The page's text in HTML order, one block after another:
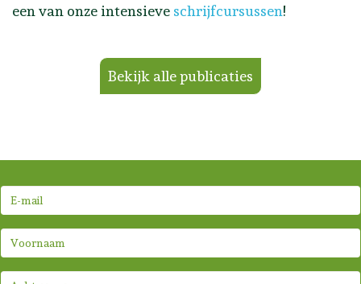
een van onze intensieve schrijfcursussen!
Bekijk alle publicaties